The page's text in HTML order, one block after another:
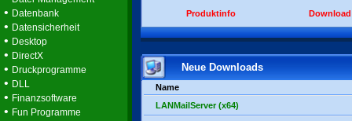
• Datenbank
• Datensicherheit
• Desktop
• DirectX
• Druckprogramme
• DLL
• Finanzsoftware
• Fun Programme
Produktinfo Download
Neue Downloads
Name
LANMailServer (x64)